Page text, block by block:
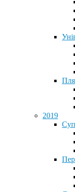
2019